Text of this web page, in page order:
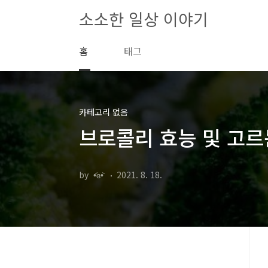
소소한 일상 이야기
홈 태그
카테고리 없음
브로콜리 효능 및 고
by •᷄ɞ•᷅ 2021. 8. 18.